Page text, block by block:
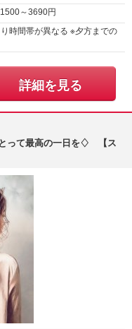
1500～3690円
詳細を見る
って最高の一日を♢ 【ス